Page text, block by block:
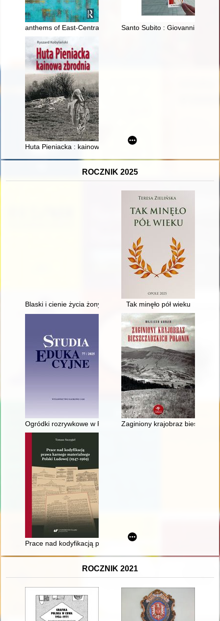
anthems of East-Central Europe : reflections on the history of
Santo Subito : Giovanni Paolo
Huta Pieniacka : kainowa zbrodnia
ROCZNIK 2025
Blaski i cienie życia żony uczonego..." : o emancypacji,
Tak minęło pół wieku
Ogródki rozrywkowe w Poznaniu w dziewiętnastym i
Zaginiony krajobraz
Prace nad kodyfikacją prawa karnego materialnego Polski
ROCZNIK 2021